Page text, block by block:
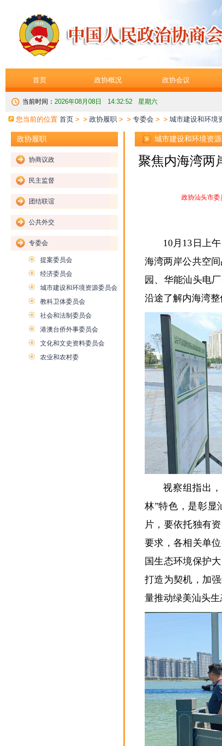
首页 政协概况 政协会议
当前时间： 2026年08月08日 14:32:52 星期六
您当前的位置 首页 > > 政协履职 > > 专委会 > > 城市建设和环境
政协履职
协商议政
民主监督
团结联谊
公共外交
专委会
提案委员会
经济委员会
城市建设和环境资源委员会
教科卫体委员会
社会和法制委员会
港澳台侨外事委员会
文化和文史资料委员会
农业和农村委
城市建设和环境资
聚焦内海湾两
政协汕头市委
10月13日上
海湾两岸公共空
园、华能汕头电
沿途了解内海湾
视察组指出
林”特色，是彰显
片，要依托独有
要求，各相关单
国生态环境保护
打造为契机，加
量推动绿美汕头